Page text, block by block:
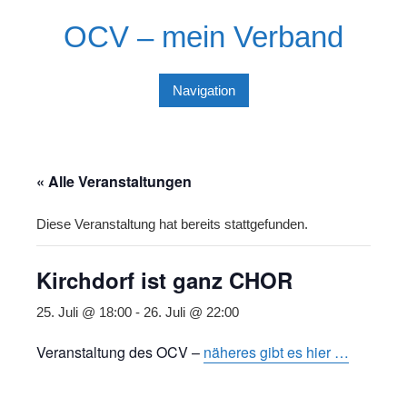
OCV – mein Verband
Navigation
« Alle Veranstaltungen
Diese Veranstaltung hat bereits stattgefunden.
Kirchdorf ist ganz CHOR
25. Juli @ 18:00 - 26. Juli @ 22:00
Veranstaltung des OCV – näheres gibt es hier …